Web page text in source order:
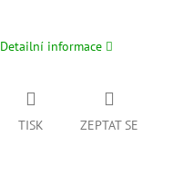
Detailní informace
TISK ZEPTAT SE